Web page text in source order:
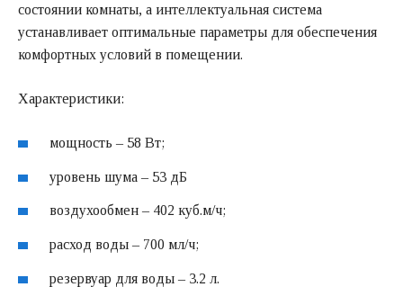
состоянии комнаты, а интеллектуальная система
устанавливает оптимальные параметры для обеспечения
комфортных условий в помещении.
Характеристики:
мощность – 58 Вт;
уровень шума – 53 дБ
воздухообмен – 402 куб.м/ч;
расход воды – 700 мл/ч;
резервуар для воды – 3.2 л.